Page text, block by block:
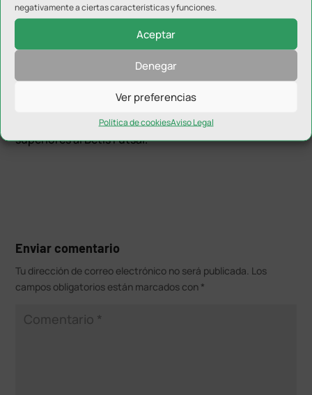
negativamente a ciertas características y funciones.
Aceptar
Denegar
Ver preferencias
Política de cookiesAviso Legal
Colacha y José López también tuvieron en sus botas
la oportunidad de certificar la remontada local,
haciendo justicia a lo visto en la pista. Finalmente, el
choque terminó con empate a uno y con un agridulce
sabor para los locales. El juego de los de Javi Garrido
no encontró recompensa a pesar de sentirse
superiores al Betis Futsal.
Enviar comentario
Tu dirección de correo electrónico no será publicada. Los
campos obligatorios están marcados con *